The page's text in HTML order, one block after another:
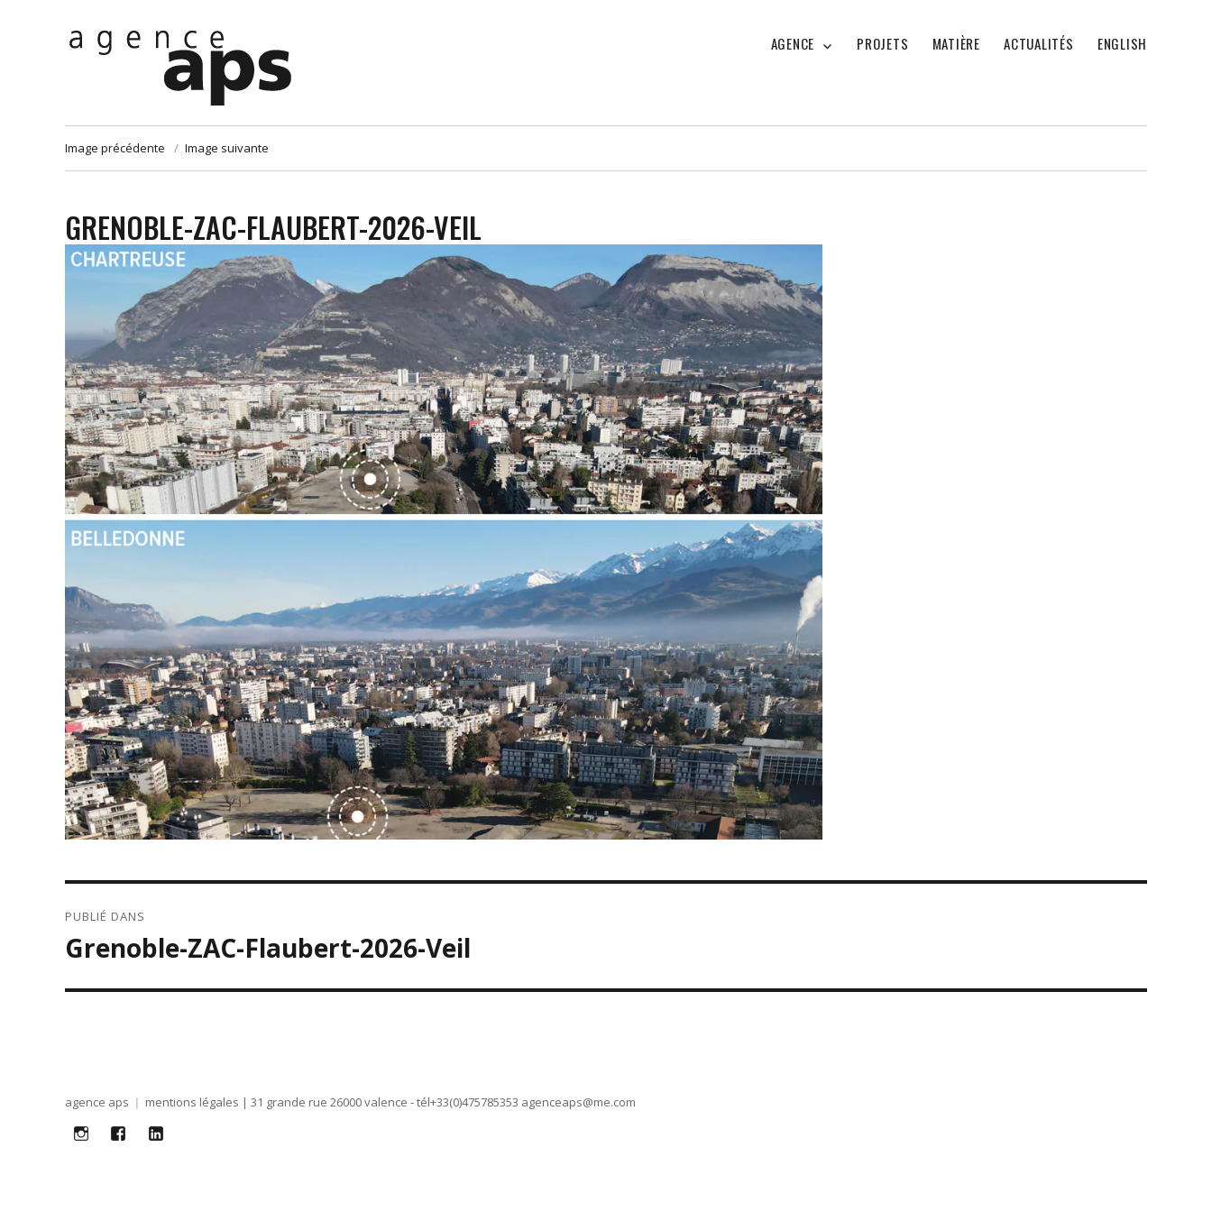
AGENCE PROJETS MATIÈRE ACTUALITÉS ENGLISH
Image précédente Image suivante
GRENOBLE-ZAC-FLAUBERT-2026-VEIL
DE
L’ARTICLE
PUBLIÉ DANS
Grenoble-ZAC-Flaubert-2026-Veil
agence aps mentions légales | 31 grande rue 26000 valence - tél+33(0)475785353 agenceaps@me.com